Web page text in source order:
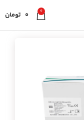
0
0 تومان